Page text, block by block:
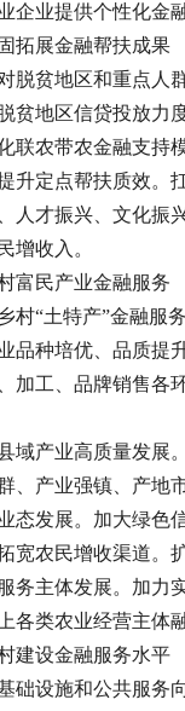
企业提供个性化金
拓展金融帮扶成果
对脱贫地区和重点
贫地区信贷投放力
联农带农金融支持
提升定点帮扶质效
人才振兴、文化振
增收入。
富民产业金融服务
村“土特产”金融
品种培优、品质提
加工、品牌销售各
域产业高质量发
、产业强镇、产地
态发展。加大绿色
拓宽农民增收渠道
务主体发展。加力
各类农业经营主体
建设金融服务水平
基础设施和公共服